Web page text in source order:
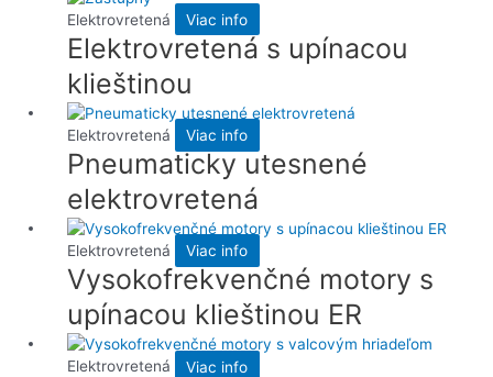
Elektrovretená
Elektrovretená s upínacou
klieštinou
Viac info
Elektrovretená
Pneumaticky utesnené
elektrovretená
Viac info
Elektrovretená
Vysokofrekvenčné motory s
upínacou klieštinou ER
Viac info
Elektrovretená Viac info